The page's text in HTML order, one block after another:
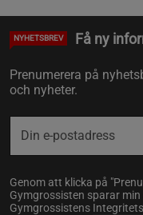
NYHETSBREV Få ny
Prenumerera på
och nyheter.
Genom att klicka på
Gymgrossisten sparar
Gymgrossistens